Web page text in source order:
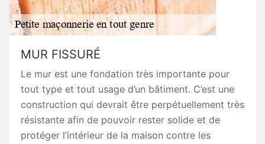
MUR FISSURÉ
Le mur est une fondation très importante pour
tout type et tout usage d’un bâtiment. C’est une
construction qui devrait être perpétuellement très
résistante afin de pouvoir rester solide et de
protéger l’intérieur de la maison contre les